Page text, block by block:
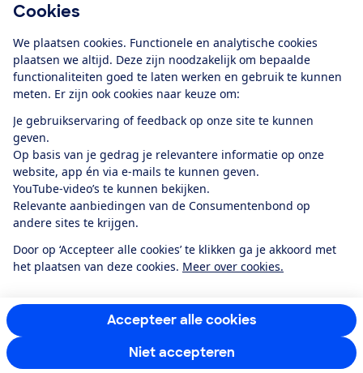
Cookies
We plaatsen cookies. Functionele en analytische cookies
plaatsen we altijd. Deze zijn noodzakelijk om bepaalde
functionaliteiten goed te laten werken en gebruik te kunnen
meten. Er zijn ook cookies naar keuze om:
Je gebruikservaring of feedback op onze site te kunnen
geven.
Op basis van je gedrag je relevantere informatie op onze
website, app én via e-mails te kunnen geven.
YouTube-video’s te kunnen bekijken.
Relevante aanbiedingen van de Consumentenbond op
andere sites te krijgen.
Door op ‘Accepteer alle cookies’ te klikken ga je akkoord met
het plaatsen van deze cookies. Meer over cookies.
Accepteer alle cookies
Niet accepteren
Alles over de
app
Algemene Voorwaarden
Privacyverklaring
Cookiebeleid
Privacyvoorkeuren
Toegankelijkheid
RSS-feed nieuws
Facebook
TwitterInstagram
YoutubeLinkedIn
12.901consumentenbeoordelen de Consumentenbondmet gemiddeld